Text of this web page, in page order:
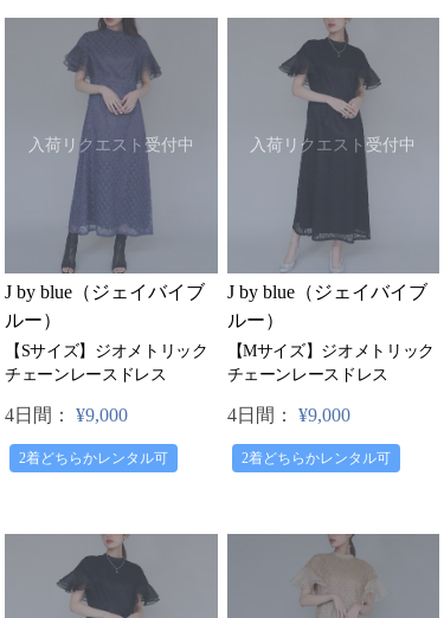
入荷リクエスト受付中
J by blue（ジェイバイブ
ルー）
【Sサイズ】ジオメトリック
チェーンレースドレス
4日間： ¥9,000
2着どちらかレンタル可
入荷リクエスト受付中
J by blue（ジェイバイブ
ルー）
【Mサイズ】ジオメトリック
チェーンレースドレス
4日間： ¥9,000
2着どちらかレンタル可